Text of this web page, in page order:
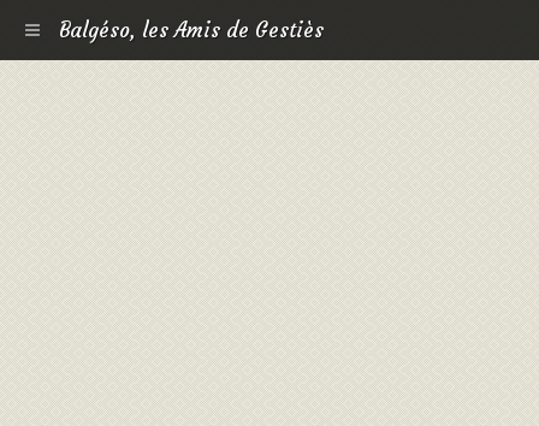
Balgéso, les Amis de Gestiès